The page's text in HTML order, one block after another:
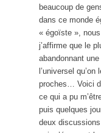
beaucoup de
dans ce monde
« égoïste »,
j’affirme que le
abandonnant
l’universel
proches… Voici
ce qui a pu
puis quelques
deux